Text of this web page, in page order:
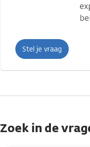
Stel je vraag
Zoek in de